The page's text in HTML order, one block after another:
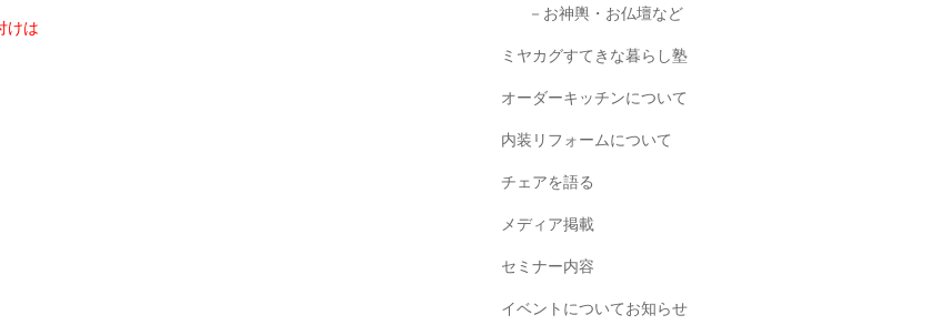
けは
－お神輿・お仏壇など
ミヤカグすてきな暮らし塾
オーダーキッチンについて
内装リフォームについて
チェアを語る
メディア掲載
セミナー内容
イベントについてお知らせ